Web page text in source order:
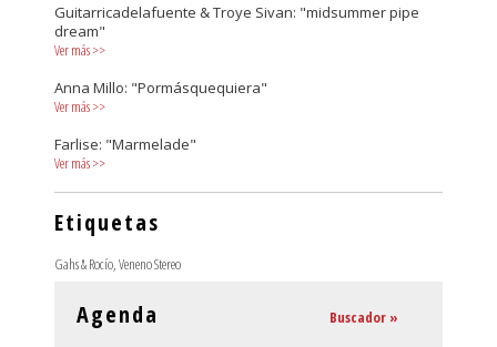
Guitarricadelafuente & Troye Sivan: "midsummer pipe
dream"
Ver más>>
Anna Millo: "Pormásquequiera"
Ver más>>
Farlise: "Marmelade"
Ver más>>
Etiquetas
Gahs & Rocío,Veneno Stereo
Agenda Buscador »